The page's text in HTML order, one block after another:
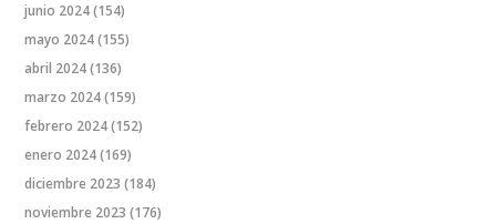
junio 2024(154)
mayo 2024(155)
abril 2024(136)
marzo 2024(159)
febrero 2024(152)
enero 2024(169)
diciembre 2023 (184)
noviembre 2023 (176)